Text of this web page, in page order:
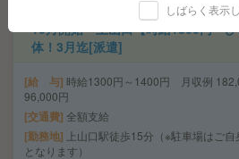
10月開始＊上山口【時給1300円～
体！3月迄[派遣]
給 与 時給1300円～1400円 月収例
96,000円
交通費 全額支給
勤務地
上山口駅徒歩15分（※駐車場はご
となります）
しばらく表示